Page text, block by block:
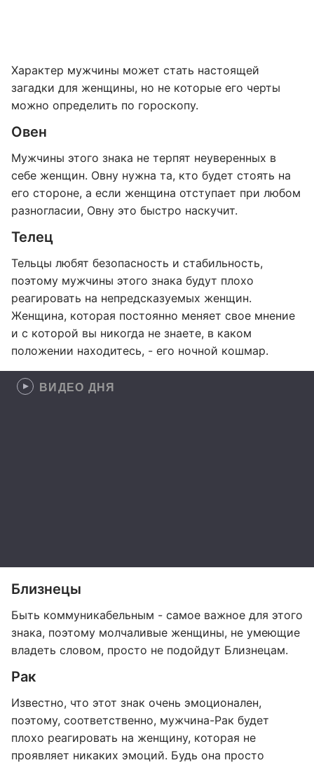
Характер мужчины может стать настоящей
загадки для женщины, но не которые его черты
можно определить по гороскопу.
Овен
Мужчины этого знака не терпят неуверенных в
себе женщин. Овну нужна та, кто будет стоять на
его стороне, а если женщина отступает при любом
разногласии, Овну это быстро наскучит.
Телец
Тельцы любят безопасность и стабильность,
поэтому мужчины этого знака будут плохо
реагировать на непредсказуемых женщин.
Женщина, которая постоянно меняет свое мнение
и с которой вы никогда не знаете, в каком
положении находитесь, - его ночной кошмар.
ВИДЕО ДНЯ
Близнецы
Быть коммуникабельным - самое важное для этого
знака, поэтому молчаливые женщины, не умеющие
владеть словом, просто не подойдут Близнецам.
Рак
Известно, что этот знак очень эмоционален,
поэтому, соответственно, мужчина-Рак будет
плохо реагировать на женщину, которая не
проявляет никаких эмоций. Будь она просто